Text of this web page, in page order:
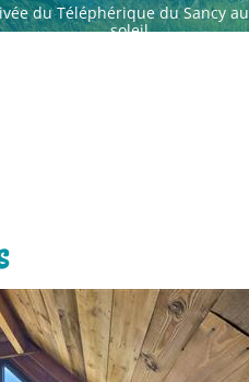
du Téléphérique du Sancy
soleil